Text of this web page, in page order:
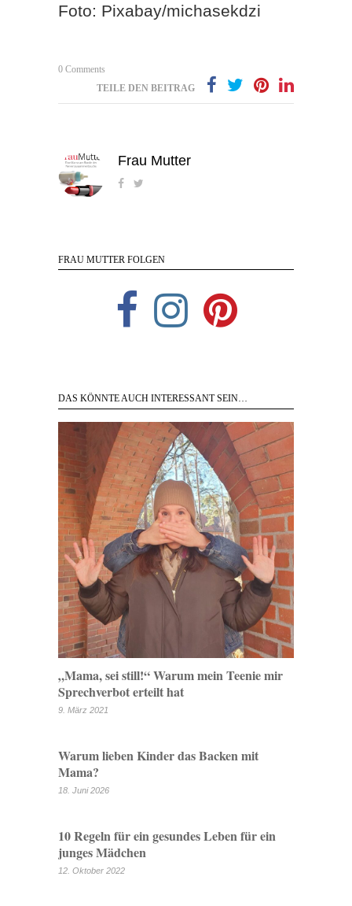
Foto: Pixabay/michasekdzi
0 Comments
TEILE DEN BEITRAG
Frau Mutter
FRAU MUTTER FOLGEN
DAS KÖNNTE AUCH INTERESSANT SEIN…
„Mama, sei still!“ Warum mein Teenie mir
Sprechverbot erteilt hat
9. März 2021
Warum lieben Kinder das Backen mit
Mama?
18. Juni 2026
10 Regeln für ein gesundes Leben für ein
junges Mädchen
12. Oktober 2022